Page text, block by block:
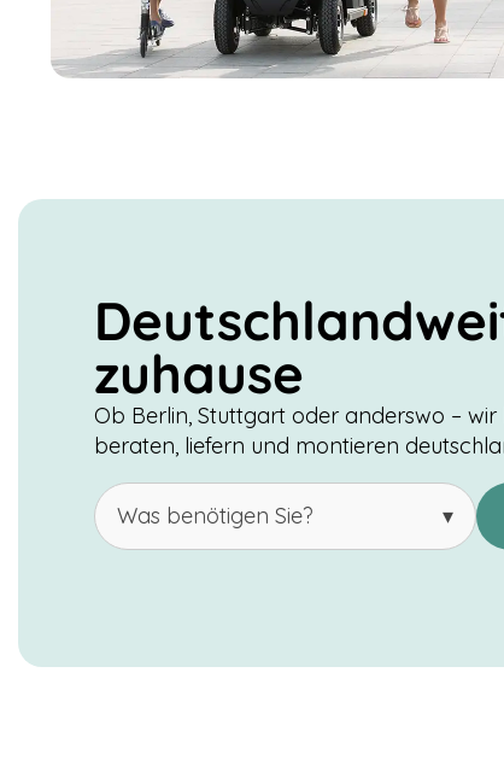
zuhause
Ob Berlin, Stuttgart oder anderswo –
beraten, liefern und montieren
Was benötigen Sie? ▾